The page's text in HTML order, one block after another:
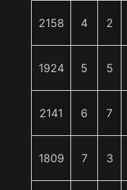
2158 4 2
1924 5 5
2141 6 7
1809 7 3